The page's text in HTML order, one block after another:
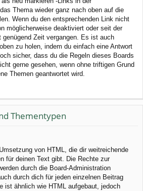
Thema wieder ganz nach oben auf die
Wenn du den entsprechenden Link nicht
möglicherweise deaktiviert oder seit der
genügend Zeit vergangen. Es ist auch
zu holen, indem du einfach eine Antwort
sicher, dass du die Regeln dieses Boards
gerne gesehen, wenn ohne triftigen Grund
Themen geantwortet wird.
Thementypen
von HTML, die dir weitreichende
für deinen Text gibt. Die Rechte zur
durch die Board-Administration
durch dich für jeden einzelnen Beitrag
ist ähnlich wie HTML aufgebaut, jedoch